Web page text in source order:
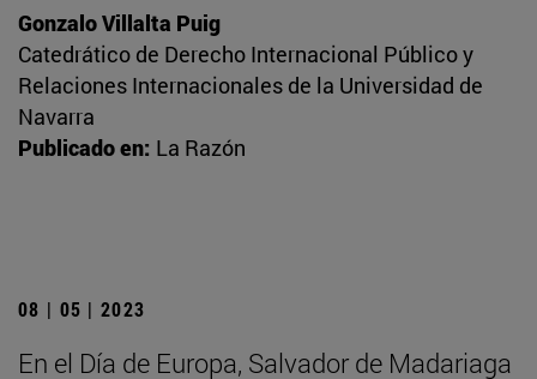
Gonzalo Villalta Puig
Catedrático de Derecho Internacional Público y
Relaciones Internacionales de la Universidad de
Navarra
Publicado en: La Razón
08 | 05 | 2023
En el Día de Europa, Salvador de Madariaga